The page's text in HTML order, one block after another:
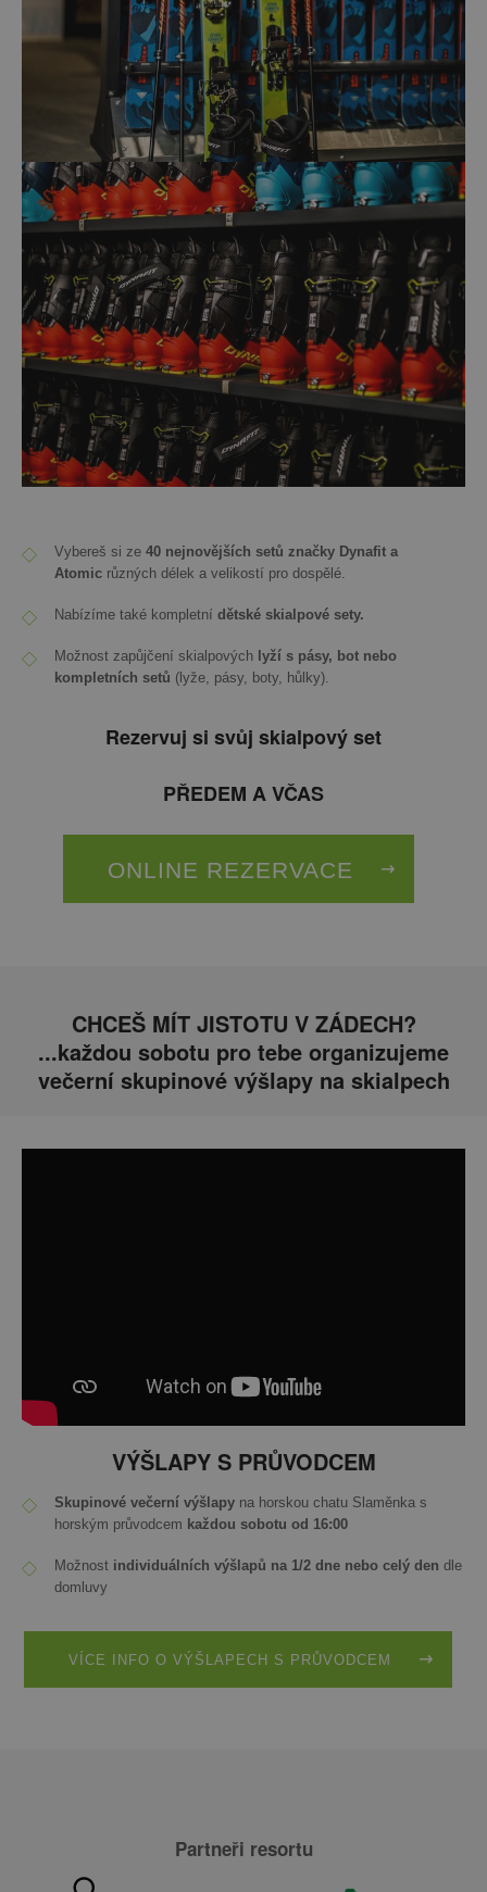
Vybereš si ze 40 nejnovějších setů značky Dynafit a
Atomic různých délek a velikostí pro dospělé.
Nabízíme také kompletní dětské skialpové sety.
Možnost zapůjčení skialpových lyží s pásy, bot nebo
kompletních setů (lyže, pásy, boty, hůlky).
Rezervuj si svůj skialpový set
PŘEDEM A VČAS
ONLINE REZERVACE
CHCEŠ MÍT JISTOTU V ZÁDECH?
...každou sobotu pro tebe organizujeme
večerní skupinové výšlapy na skialpech
VÝŠLAPY S PRŮVODCEM
Skupinové večerní výšlapy na horskou chatu Slaměnka s
horským průvodcem každou sobotu od 16:00
Možnost individuálních výšlapů na 1/2 dne nebo celý den dle
domluvy
VÍCE INFO O VÝŠLAPECH S PRŮVODCEM
Partneři resortu